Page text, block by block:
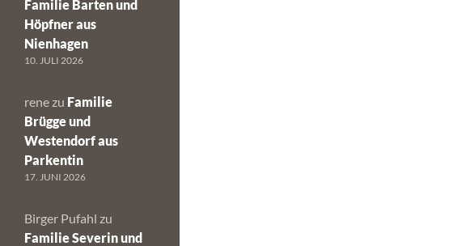
Familie Barten und
Höpfner aus
Nienhagen
10. JULI 2026
rene zu Familie
Brügge und
Westendorf aus
Parkentin
17. JUNI 2026
Birger Pufahl zu
Familie Severin und